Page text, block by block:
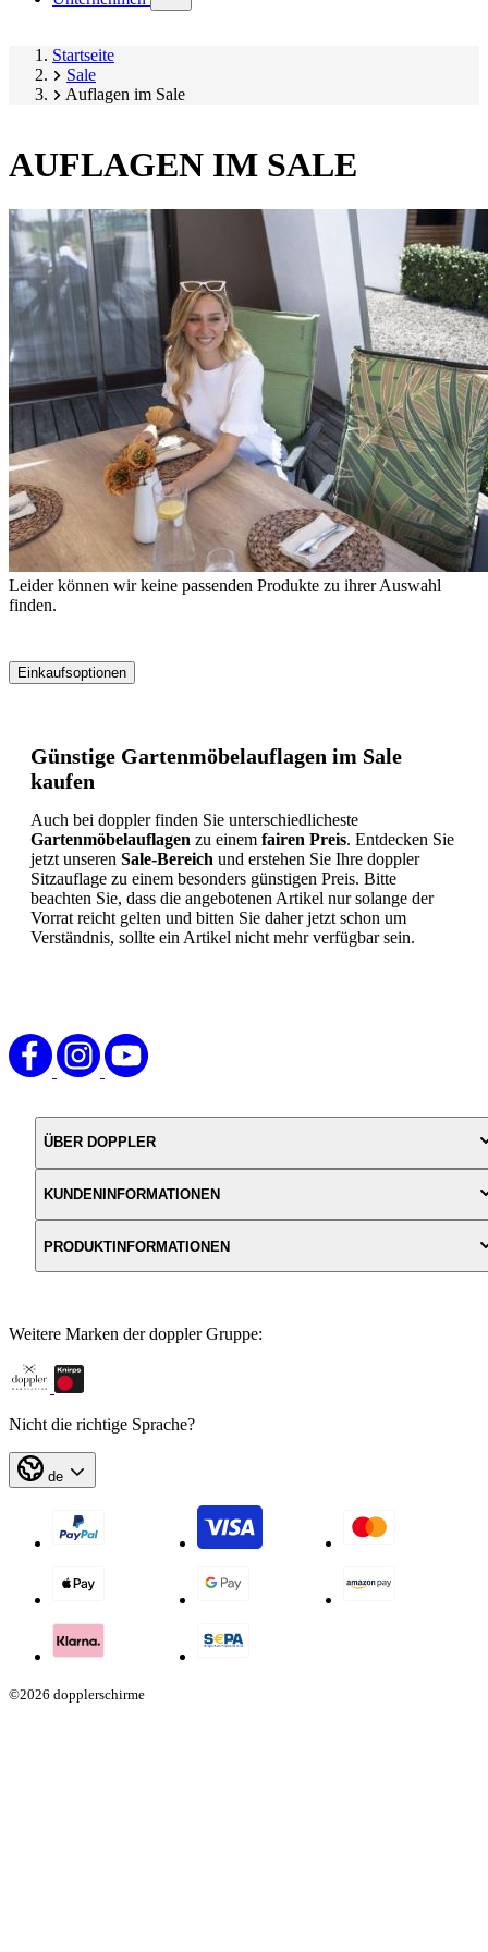
submenu)
Startseite
Sale
Auflagen im Sale
AUFLAGEN IM SALE
Einkaufsoptionen
springen
Leider können wir keine passenden Produkte zu ihrer Auswahl
finden.
Günstige Gartenmöbelauflagen im Sale
kaufen
Auch bei doppler finden Sie unterschiedlicheste
Gartenmöbelauflagen zu einem fairen Preis. Entdecken Sie
jetzt unseren Sale-Bereich und erstehen Sie Ihre doppler
Sitzauflage zu einem besonders günstigen Preis. Bitte
beachten Sie, dass die angebotenen Artikel nur solange der
Vorrat reicht gelten und bitten Sie daher jetzt schon um
Verständnis, sollte ein Artikel nicht mehr verfügbar sein.
ÜBER DOPPLER
KUNDENINFORMATIONEN
PRODUKTINFORMATIONEN
Weitere Marken der doppler Gruppe:
Nicht die richtige Sprache?
de
©2026 dopplerschirme